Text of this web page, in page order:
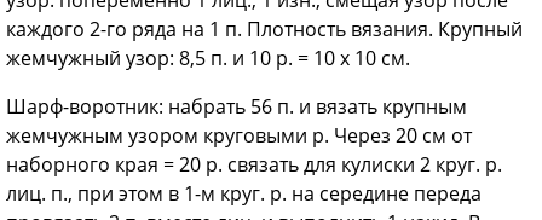
каждого 2-го ряда на 1 п. Плотность вязания. Крупный
жемчужный узор: 8,5 п. и 10 р. = 10 х 10 см.
Шарф-воротник: набрать 56 п. и вязать крупным
жемчужным узором круговыми р. Через 20 см от
наборного края = 20 р. связать для кулиски 2 круг. р.
лиц. п., при этом в 1-м круг. р. на середине переда